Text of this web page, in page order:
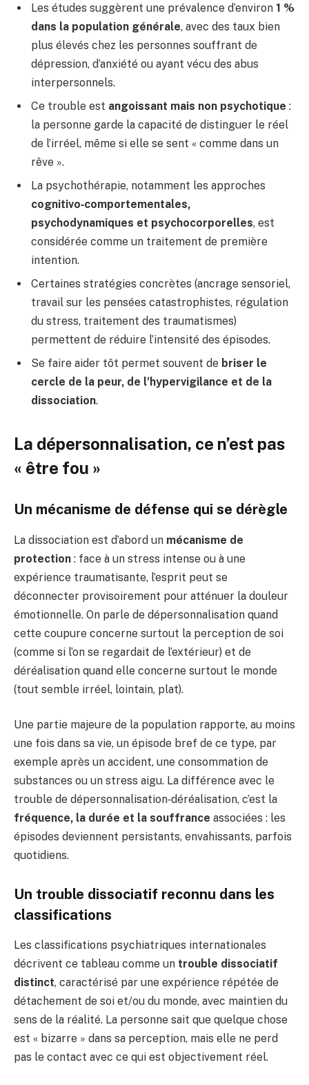
Les études suggèrent une prévalence d’environ 1 %
dans la population générale, avec des taux bien
plus élevés chez les personnes souffrant de
dépression, d’anxiété ou ayant vécu des abus
interpersonnels.
Ce trouble est angoissant mais non psychotique :
la personne garde la capacité de distinguer le réel
de l’irréel, même si elle se sent « comme dans un
rêve ».
La psychothérapie, notamment les approches
cognitivo‑comportementales,
psychodynamiques et psychocorporelles, est
considérée comme un traitement de première
intention.
Certaines stratégies concrètes (ancrage sensoriel,
travail sur les pensées catastrophistes, régulation
du stress, traitement des traumatismes)
permettent de réduire l’intensité des épisodes.
Se faire aider tôt permet souvent de briser le
cercle de la peur, de l’hypervigilance et de la
dissociation.
La dépersonnalisation, ce n’est pas
« être fou »
Un mécanisme de défense qui se dérègle
La dissociation est d’abord un mécanisme de
protection : face à un stress intense ou à une
expérience traumatisante, l’esprit peut se
déconnecter provisoirement pour atténuer la douleur
émotionnelle. On parle de dépersonnalisation quand
cette coupure concerne surtout la perception de soi
(comme si l’on se regardait de l’extérieur) et de
déréalisation quand elle concerne surtout le monde
(tout semble irréel, lointain, plat).
Une partie majeure de la population rapporte, au moins
une fois dans sa vie, un épisode bref de ce type, par
exemple après un accident, une consommation de
substances ou un stress aigu. La différence avec le
trouble de dépersonnalisation‑déréalisation, c’est la
fréquence, la durée et la souffrance associées : les
épisodes deviennent persistants, envahissants, parfois
quotidiens.
Un trouble dissociatif reconnu dans les
classifications
Les classifications psychiatriques internationales
décrivent ce tableau comme un trouble dissociatif
distinct, caractérisé par une expérience répétée de
détachement de soi et/ou du monde, avec maintien du
sens de la réalité. La personne sait que quelque chose
est « bizarre » dans sa perception, mais elle ne perd
pas le contact avec ce qui est objectivement réel.